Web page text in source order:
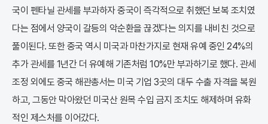
국이 펜타닐 관세를 부과하자 중국이 즉각적으로 취했던 보복 조치였
다는 점에서 양국이 갈등의 악순환을 끊겠다는 의지를 내비친 것으로
풀이된다. 또한 중국 역시 미국과 마찬가지로 현재 유예 중인 24%의
추가 관세를 1년간 더 유예해 기존처럼 10%만 부과하기로 했다. 관세
조정 외에도 중국 해관총서는 미국 기업 3곳의 대두 수출 자격을 복원
하고, 그동안 막아왔던 미국산 원목 수입 금지 조치도 해제하며 유화
적인 제스처를 이어갔다.